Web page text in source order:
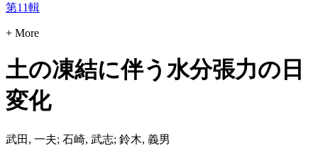
第11輯
+ More
土の凍結に伴う水分張力の日
変化
武田, 一夫; 石崎, 武志; 鈴木, 義男